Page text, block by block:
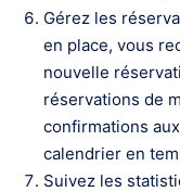
Gérez les
en place, vous
nouvelle
réservations de
confirmations
calendrier en
Suivez les